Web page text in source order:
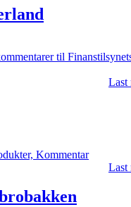
til
Last
Kommentar
Last